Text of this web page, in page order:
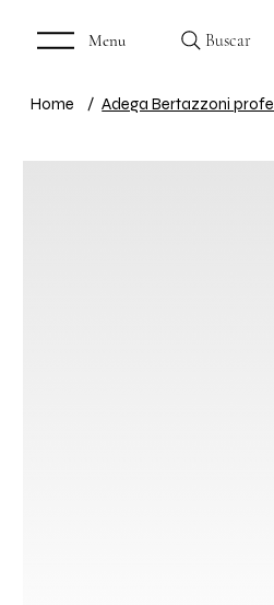
Menu Buscar
Home / Adega Bertazzoni